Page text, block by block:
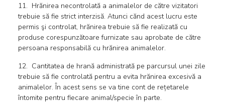
11. Hrănirea necontrolată a animalelor de către vizitatori
trebuie să fie strict interzisă. Atunci cănd acest lucru este
permis şi controlat, hrănirea trebuie să fie realizată cu
produse corespunzătoare furnizate sau aprobate de către
persoana responsabilă cu hrănirea animalelor.
12. Cantitatea de hrană administrată pe parcursul unei zile
trebuie să fie controlată pentru a evita hrănirea excesivă a
animalelor. În acest sens se va tine cont de rețetarele
întomite pentru fiecare animal/specie în parte.